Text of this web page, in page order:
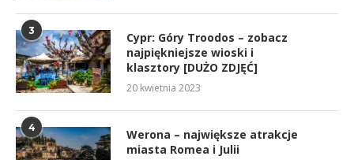
3
Cypr: Góry Troodos – zobacz
najpiękniejsze wioski i
klasztory [DUŻO ZDJĘĆ]
20 kwietnia 2023
4
Werona – największe atrakcje
miasta Romea i Julii